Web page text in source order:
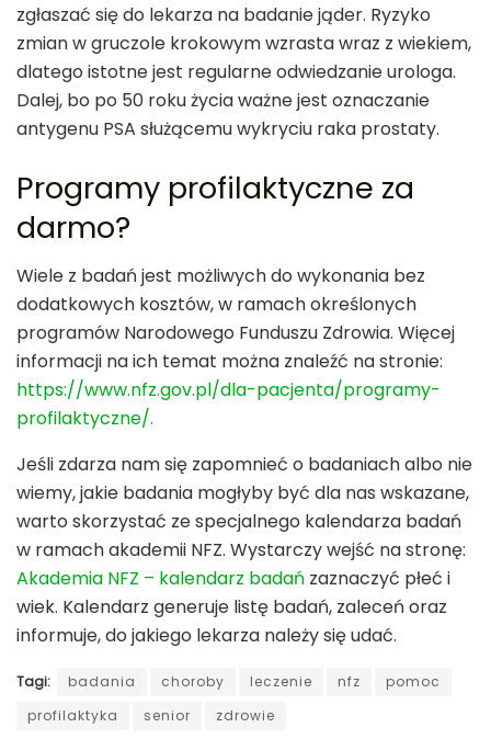
zgłaszać się do lekarza na badanie jąder. Ryzyko
zmian w gruczole krokowym wzrasta wraz z wiekiem,
dlatego istotne jest regularne odwiedzanie urologa.
Dalej, bo po 50 roku życia ważne jest oznaczanie
antygenu PSA służącemu wykryciu raka prostaty.
Programy profilaktyczne za
darmo?
Wiele z badań jest możliwych do wykonania bez
dodatkowych kosztów, w ramach określonych
programów Narodowego Funduszu Zdrowia. Więcej
informacji na ich temat można znaleźć na stronie:
https://www.nfz.gov.pl/dla-pacjenta/programy-
profilaktyczne/.
Jeśli zdarza nam się zapomnieć o badaniach albo nie
wiemy, jakie badania mogłyby być dla nas wskazane,
warto skorzystać ze specjalnego kalendarza badań
w ramach akademii NFZ. Wystarczy wejść na stronę:
Akademia NFZ – kalendarz badań zaznaczyć płeć i
wiek. Kalendarz generuje listę badań, zaleceń oraz
informuje, do jakiego lekarza należy się udać.
Tagi: badania choroby leczenie nfz
pomoc
profilaktyka
senior zdrowie